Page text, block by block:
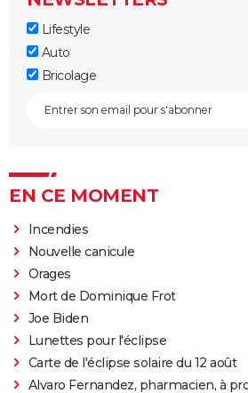
Lifestyle
Auto
Bricolage
EN CE MOMENT
Incendies
Nouvelle canicule
Orages
Mort de Dominique Frot
Joe Biden
Lunettes pour l'éclipse
Carte de l'éclipse solaire du 12 août
Alvaro Fernandez, pharmacien, à